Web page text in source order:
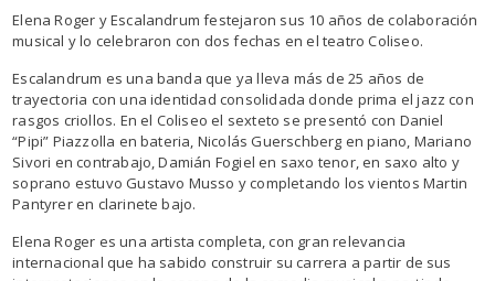
Elena Roger y Escalandrum festejaron sus 10 años de colaboración
musical y lo celebraron con dos fechas en el teatro Coliseo.
Escalandrum es una banda que ya lleva más de 25 años de
trayectoria con una identidad consolidada donde prima el jazz con
rasgos criollos. En el Coliseo el sexteto se presentó con Daniel
“Pipi” Piazzolla en bateria, Nicolás Guerschberg en piano, Mariano
Sivori en contrabajo, Damián Fogiel en saxo tenor, en saxo alto y
soprano estuvo Gustavo Musso y completando los vientos Martin
Pantyrer en clarinete bajo.
Elena Roger es una artista completa, con gran relevancia
internacional que ha sabido construir su carrera a partir de sus